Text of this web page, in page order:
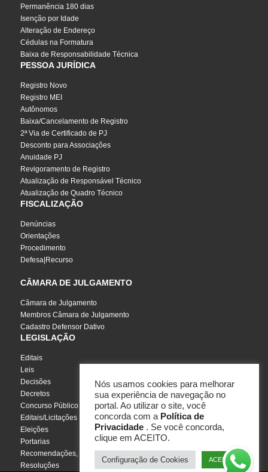
Permanência 180 dias
Isenção por Idade
Alteração de Endereço
Cédulas na Formatura
Baixa de Responsabilidade Técnica
PESSOA JURÍDICA
Registro Novo
Registro MEI
Autônomos
Baixa/Cancelamento de Registro
2ª Via de Certificado de PJ
Desconto para Associações
Anuidade PJ
Revigoramento de Registro
Atualização de Responsável Técnico
Atualização de Quadro Técnico
FISCALIZAÇÃO
Denúncias
Orientações
Procedimento
Defesa|Recurso
CÂMARA DE JULGAMENTO
Câmara de Julgamento
Membros Câmara de Julgamento
Cadastro Defensor Dativo
LEGISLAÇÃO
Editais
Leis
Decisões
Decretos
Concurso Público
Editais/Licitações
Eleições
Portarias
Recomendações, Pareceres e Notas
Resoluções
Nós usamos cookies para melhorar
sua experiência de navegação no
portal. Ao utilizar o site, você
concorda com a Política de
Privacidade . Se você concorda,
clique em ACEITO.
Configuração de Cookies ACEITO